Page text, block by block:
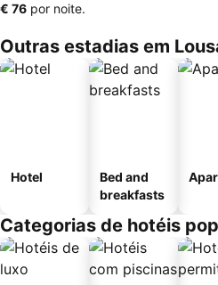
‎€ 76 por noite.
Outras estadias em
Hotel
Bed and
breakfasts
Categorias de hotéis